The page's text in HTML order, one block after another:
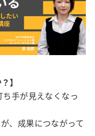
】
ち手が見えなくなっ
、成果につながって